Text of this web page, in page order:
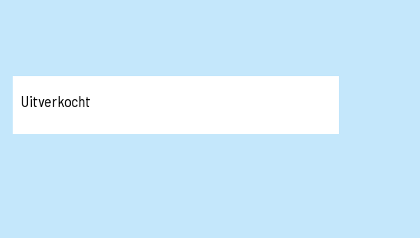
Uitverkocht